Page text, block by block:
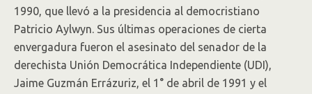
1990, que llevó a la presidencia al democristiano
Patricio Aylwyn. Sus últimas operaciones de cierta
envergadura fueron el asesinato del senador de la
derechista Unión Democrática Independiente (UDI),
Jaime Guzmán Errázuriz, el 1° de abril de 1991 y el